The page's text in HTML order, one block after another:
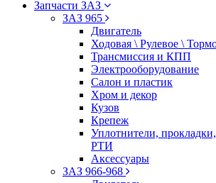
Запчасти ЗАЗ
ЗАЗ 965
Двигатель
Ходовая \ Рулевое \
Трансмиссия и КПП
Электрооборудование
Салон и пластик
Хром и декор
Кузов
Крепеж
Уплотнители,
РТИ
Аксессуары
ЗАЗ 966-968